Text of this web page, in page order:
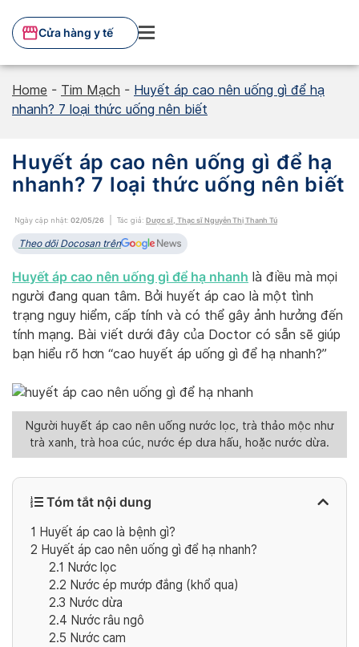
to
content
Cửa hàng y tế
Home - Tim Mạch - Huyết áp cao nên uống gì để hạ
nhanh? 7 loại thức uống nên biết
Huyết áp cao nên uống gì để hạ
nhanh? 7 loại thức uống nên biết
Ngày cập nhật: 02/05/26 Tác giả: Dược sĩ, Thạc sĩ Nguyễn Thị Thanh Tú
Theo dõi Docosan trên
Huyết áp cao nên uống gì để hạ nhanh là điều mà mọi
người đang quan tâm. Bởi huyết áp cao là một tình
trạng nguy hiểm, cấp tính và có thể gây ảnh hưởng đến
tính mạng. Bài viết dưới đây của Doctor có sẵn sẽ giúp
bạn hiểu rõ hơn “cao huyết áp uống gì để hạ nhanh?”
Người huyết áp cao nên uống nước lọc, trà thảo mộc như
trà xanh, trà hoa cúc, nước ép dưa hấu, hoặc nước dừa.
Tóm tắt nội dung
1 Huyết áp cao là bệnh gì?
2 Huyết áp cao nên uống gì để hạ nhanh?
2.1 Nước lọc
2.2 Nước ép mướp đắng (khổ qua)
2.3 Nước dừa
2.4 Nước râu ngô
2.5 Nước cam